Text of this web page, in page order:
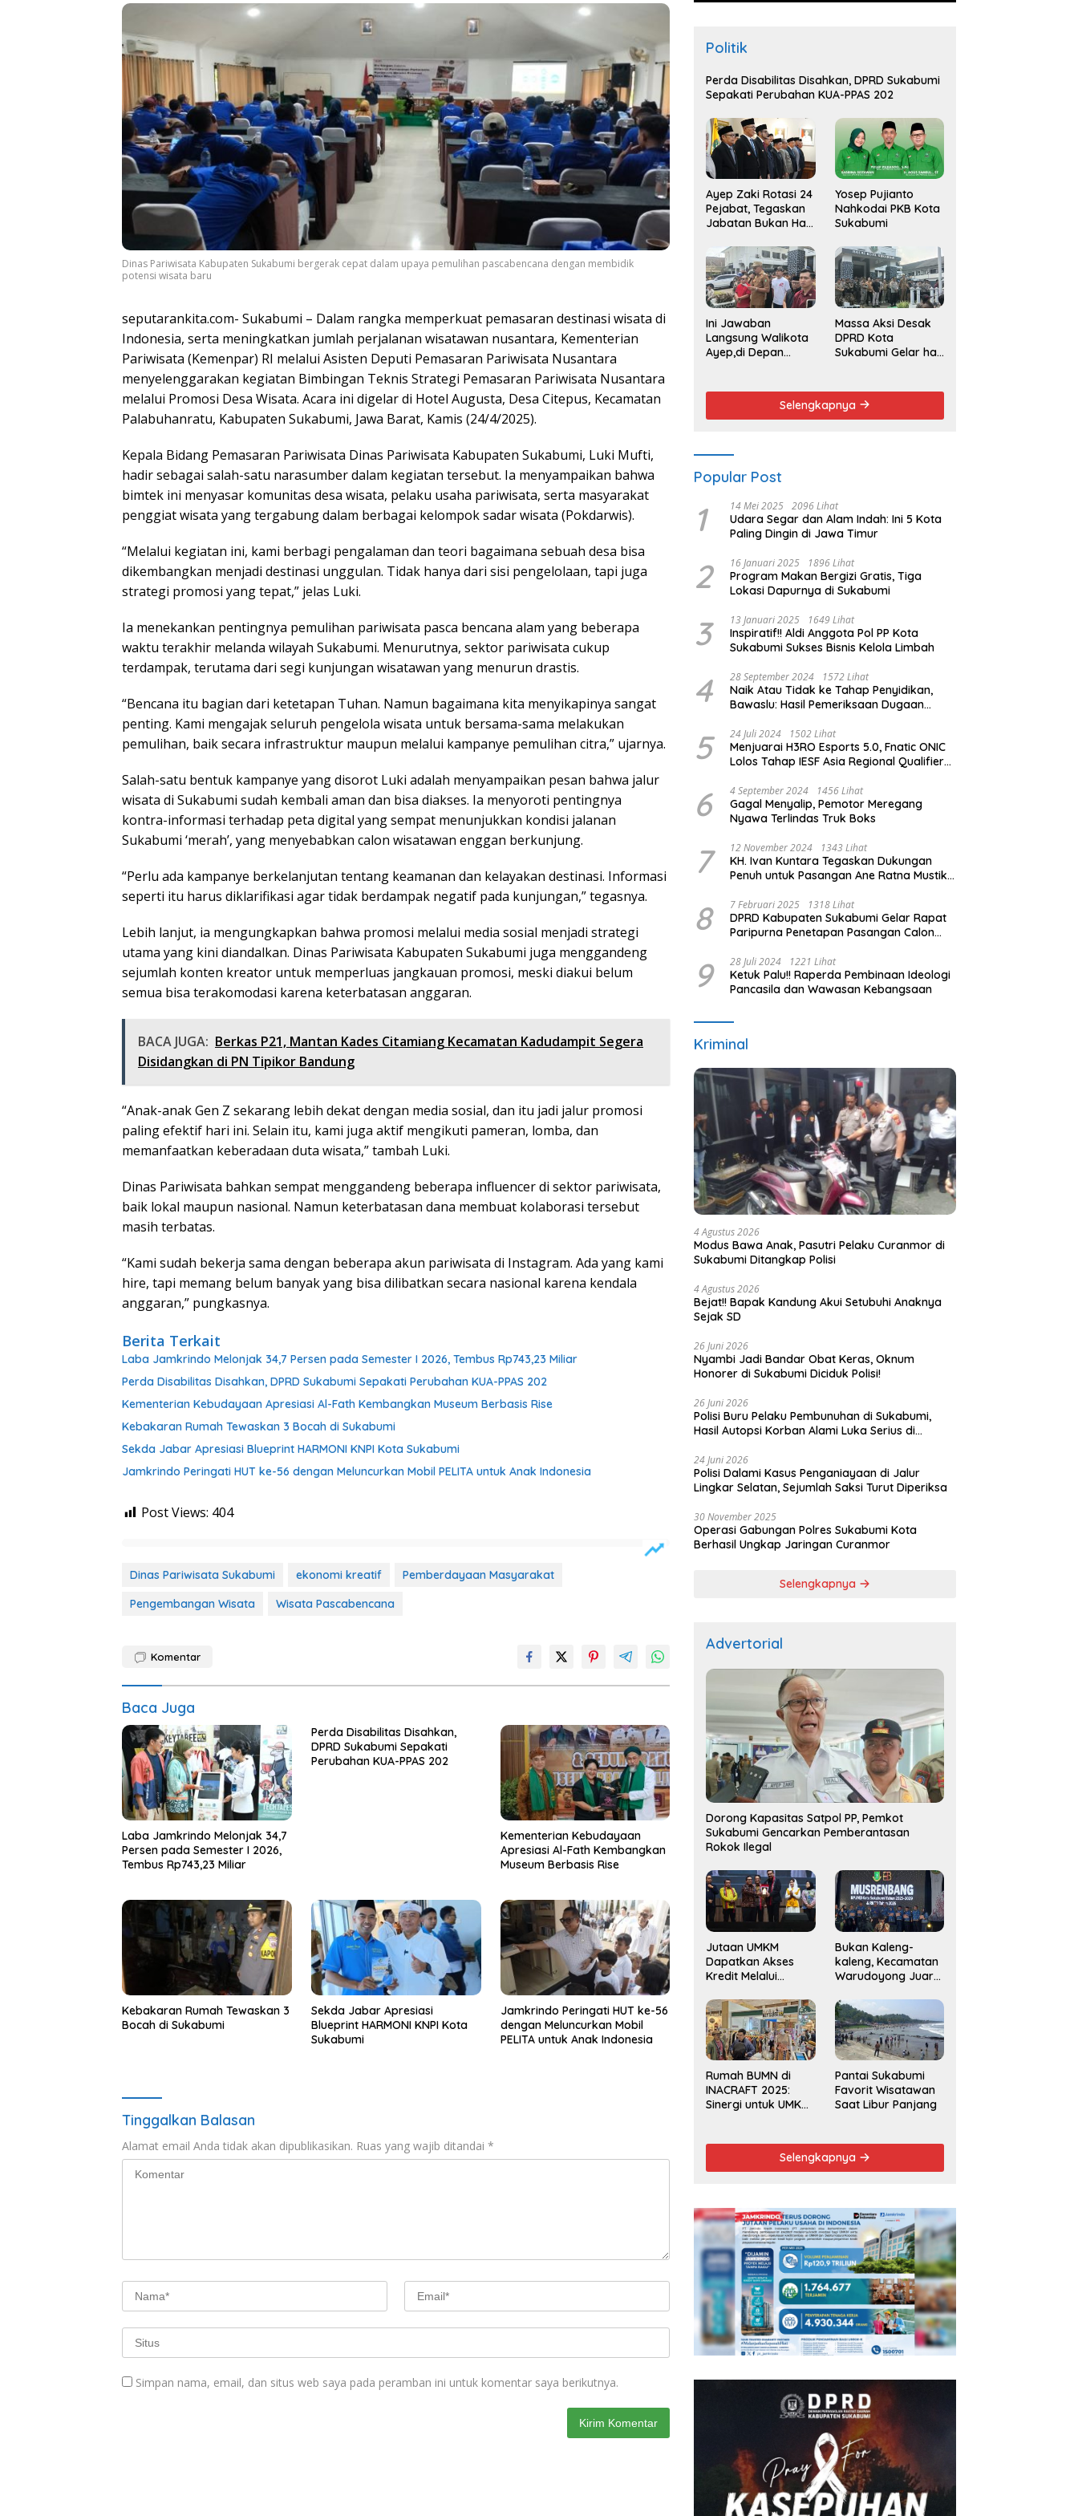
Dinas Pariwisata Kabupaten Sukabumi bergerak cepat dalam upaya pemulihan pascabencana dengan membidik
potensi wisata baru
seputarankita.com- Sukabumi – Dalam rangka memperkuat pemasaran destinasi wisata di
Indonesia, serta meningkatkan jumlah perjalanan wisatawan nusantara, Kementerian
Pariwisata (Kemenpar) RI melalui Asisten Deputi Pemasaran Pariwisata Nusantara
menyelenggarakan kegiatan Bimbingan Teknis Strategi Pemasaran Pariwisata Nusantara
melalui Promosi Desa Wisata. Acara ini digelar di Hotel Augusta, Desa Citepus, Kecamatan
Palabuhanratu, Kabupaten Sukabumi, Jawa Barat, Kamis (24/4/2025).
Kepala Bidang Pemasaran Pariwisata Dinas Pariwisata Kabupaten Sukabumi, Luki Mufti,
hadir sebagai salah-satu narasumber dalam kegiatan tersebut. Ia menyampaikan bahwa
bimtek ini menyasar komunitas desa wisata, pelaku usaha pariwisata, serta masyarakat
penggiat wisata yang tergabung dalam berbagai kelompok sadar wisata (Pokdarwis).
“Melalui kegiatan ini, kami berbagi pengalaman dan teori bagaimana sebuah desa bisa
dikembangkan menjadi destinasi unggulan. Tidak hanya dari sisi pengelolaan, tapi juga
strategi promosi yang tepat,” jelas Luki.
Ia menekankan pentingnya pemulihan pariwisata pasca bencana alam yang beberapa
waktu terakhir melanda wilayah Sukabumi. Menurutnya, sektor pariwisata cukup
terdampak, terutama dari segi kunjungan wisatawan yang menurun drastis.
“Bencana itu bagian dari ketetapan Tuhan. Namun bagaimana kita menyikapinya sangat
penting. Kami mengajak seluruh pengelola wisata untuk bersama-sama melakukan
pemulihan, baik secara infrastruktur maupun melalui kampanye pemulihan citra,” ujarnya.
Salah-satu bentuk kampanye yang disorot Luki adalah menyampaikan pesan bahwa jalur
wisata di Sukabumi sudah kembali aman dan bisa diakses. Ia menyoroti pentingnya
kontra-informasi terhadap peta digital yang sempat menunjukkan kondisi jalanan
Sukabumi ‘merah’, yang menyebabkan calon wisatawan enggan berkunjung.
“Perlu ada kampanye berkelanjutan tentang keamanan dan kelayakan destinasi. Informasi
seperti itu harus diklarifikasi agar tidak berdampak negatif pada kunjungan,” tegasnya.
Lebih lanjut, ia mengungkapkan bahwa promosi melalui media sosial menjadi strategi
utama yang kini diandalkan. Dinas Pariwisata Kabupaten Sukabumi juga menggandeng
sejumlah konten kreator untuk memperluas jangkauan promosi, meski diakui belum
semua bisa terakomodasi karena keterbatasan anggaran.
BACA JUGA: Berkas P21, Mantan Kades Citamiang Kecamatan Kadudampit Segera
Disidangkan di PN Tipikor Bandung
“Anak-anak Gen Z sekarang lebih dekat dengan media sosial, dan itu jadi jalur promosi
paling efektif hari ini. Selain itu, kami juga aktif mengikuti pameran, lomba, dan
memanfaatkan keberadaan duta wisata,” tambah Luki.
Dinas Pariwisata bahkan sempat menggandeng beberapa influencer di sektor pariwisata,
baik lokal maupun nasional. Namun keterbatasan dana membuat kolaborasi tersebut
masih terbatas.
“Kami sudah bekerja sama dengan beberapa akun pariwisata di Instagram. Ada yang kami
hire, tapi memang belum banyak yang bisa dilibatkan secara nasional karena kendala
anggaran,” pungkasnya.
Berita Terkait
Laba Jamkrindo Melonjak 34,7 Persen pada Semester I 2026, Tembus Rp743,23 Miliar
Perda Disabilitas Disahkan, DPRD Sukabumi Sepakati Perubahan KUA-PPAS 202
Kementerian Kebudayaan Apresiasi Al-Fath Kembangkan Museum Berbasis Rise
Kebakaran Rumah Tewaskan 3 Bocah di Sukabumi
Sekda Jabar Apresiasi Blueprint HARMONI KNPI Kota Sukabumi
Jamkrindo Peringati HUT ke-56 dengan Meluncurkan Mobil PELITA untuk Anak Indonesia
Post Views: 404
Dinas Pariwisata Sukabumi ekonomi kreatif
Pemberdayaan Masyarakat
Pengembangan Wisata
Wisata Pascabencana
Komentar
Baca Juga
Laba Jamkrindo Melonjak 34,7
Persen pada Semester I 2026,
Tembus Rp743,23 Miliar
Perda Disabilitas Disahkan,
DPRD Sukabumi Sepakati
Perubahan KUA-PPAS 202
Kementerian Kebudayaan
Apresiasi Al-Fath Kembangkan
Museum Berbasis Rise
Kebakaran Rumah Tewaskan 3
Bocah di Sukabumi
Sekda Jabar Apresiasi
Blueprint HARMONI KNPI Kota
Sukabumi
Jamkrindo Peringati HUT ke-56
dengan Meluncurkan Mobil
PELITA untuk Anak Indonesia
Tinggalkan Balasan
Alamat email Anda tidak akan dipublikasikan. Ruas yang wajib ditandai *
Simpan nama, email, dan situs web saya pada peramban ini untuk komentar saya berikutnya.
Politik
Perda Disabilitas Disahkan, DPRD Sukabumi
Sepakati Perubahan KUA-PPAS 202
Ayep Zaki Rotasi 24
Pejabat, Tegaskan
Jabatan Bukan Hak
Yosep Pujianto
Nahkodai PKB Kota
Sukabumi
Ini Jawaban
Langsung Walikota
Ayep,di Depan
Massa Aksi Desak
DPRD Kota
Sukabumi Gelar hak
Walikota
Selengkapnya
Popular Post
1 14 Mei 2025 2096 Lihat
Udara Segar dan Alam Indah: Ini 5 Kota
Paling Dingin di Jawa Timur
2 16 Januari 2025 1896 Lihat
Program Makan Bergizi Gratis, Tiga
Lokasi Dapurnya di Sukabumi
3 13 Januari 2025 1649 Lihat
Inspiratif!! Aldi Anggota Pol PP Kota
Sukabumi Sukses Bisnis Kelola Limbah
4 28 September 2024 1572 Lihat
Naik Atau Tidak ke Tahap Penyidikan,
Bawaslu: Hasil Pemeriksaan Dugaan
5 24 Juli 2024 1502 Lihat
Menjuarai H3RO Esports 5.0, Fnatic ONIC
Lolos Tahap IESF Asia Regional Qualifier
6 4 September 2024 1456 Lihat
Gagal Menyalip, Pemotor Meregang
Nyawa Terlindas Truk Boks
7 12 November 2024 1343 Lihat
KH. Ivan Kuntara Tegaskan Dukungan
Penuh untuk Pasangan Ane Ratna Mustika
Purwakarta 2024
8 7 Februari 2025 1318 Lihat
DPRD Kabupaten Sukabumi Gelar Rapat
Paripurna Penetapan Pasangan Calon
Pejabat Eksekutif
9 28 Juli 2024 1221 Lihat
Ketuk Palu!! Raperda Pembinaan Ideologi
Pancasila dan Wawasan Kebangsaan
Kriminal
4 Agustus 2026
Modus Bawa Anak, Pasutri Pelaku Curanmor di
Sukabumi Ditangkap Polisi
4 Agustus 2026
Bejat!! Bapak Kandung Akui Setubuhi Anaknya
Sejak SD
26 Juni 2026
Nyambi Jadi Bandar Obat Keras, Oknum
Honorer di Sukabumi Diciduk Polisi!
26 Juni 2026
Polisi Buru Pelaku Pembunuhan di Sukabumi,
Hasil Autopsi Korban Alami Luka Serius di
24 Juni 2026
Polisi Dalami Kasus Penganiayaan di Jalur
Lingkar Selatan, Sejumlah Saksi Turut Diperiksa
30 November 2025
Operasi Gabungan Polres Sukabumi Kota
Berhasil Ungkap Jaringan Curanmor
Selengkapnya
Advertorial
Dorong Kapasitas Satpol PP, Pemkot
Sukabumi Gencarkan Pemberantasan
Rokok Ilegal
Jutaan UMKM
Dapatkan Akses
Kredit Melalui
Jamkrindo
Bukan Kaleng-
kaleng, Kecamatan
Warudoyong Juara
Musrenbang
Kecamatan 2025
Rumah BUMN di
INACRAFT 2025:
Sinergi untuk UMKM
Pantai Sukabumi
Favorit Wisatawan
Saat Libur Panjang
Selengkapnya